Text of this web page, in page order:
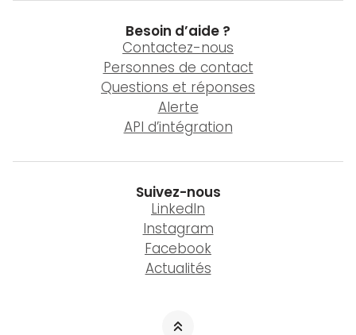
Besoin d’aide ?
Contactez-nous
Personnes de contact
Questions et réponses
Alerte
API d’intégration
Suivez-nous
LinkedIn
Instagram
Facebook
Actualités